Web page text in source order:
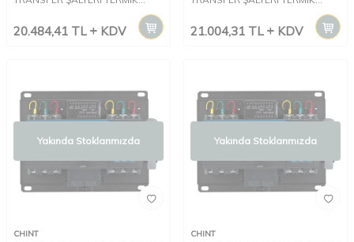
MANYETİK KORUMALI CLASS CB
20.484,41 TL KDV
MANYETİK KORUMALI CLASS CB
21.004,31 TL KDV
Yakında Stoklarımızda
CHINT
Yakında Stoklarımızda
CHINT